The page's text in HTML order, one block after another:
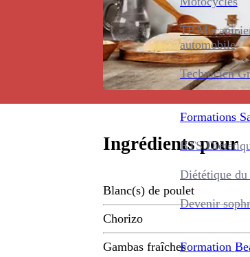
TP
automobile
Technicien
Formations
BTS
Diététique du
Devenir
Formation
Ingrédients pour
Blanc(s) de poulet
Chorizo
Gambas fraîches